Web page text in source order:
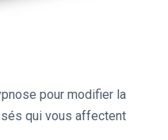
pour modifier la
qui vous affectent